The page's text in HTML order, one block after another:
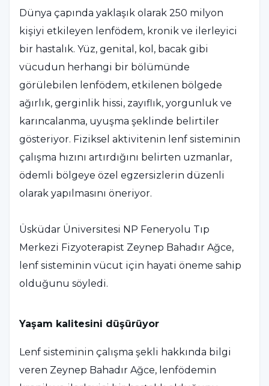
Dünya çapında yaklaşık olarak 250 milyon
kişiyi etkileyen lenfödem, kronik ve ilerleyici
bir hastalık. Yüz, genital, kol, bacak gibi
vücudun herhangi bir bölümünde
görülebilen lenfödem, etkilenen bölgede
ağırlık, gerginlik hissi, zayıflık, yorgunluk ve
karıncalanma, uyuşma şeklinde belirtiler
gösteriyor. Fiziksel aktivitenin lenf sisteminin
çalışma hızını artırdığını belirten uzmanlar,
ödemli bölgeye özel egzersizlerin düzenli
olarak yapılmasını öneriyor.
Üsküdar Üniversitesi NP Feneryolu Tıp
Merkezi Fizyoterapist Zeynep Bahadır Ağce,
lenf sisteminin vücut için hayati öneme sahip
olduğunu söyledi.
Yaşam kalitesini düşürüyor
Lenf sisteminin çalışma şekli hakkında bilgi
veren Zeynep Bahadır Ağce, lenfödemin